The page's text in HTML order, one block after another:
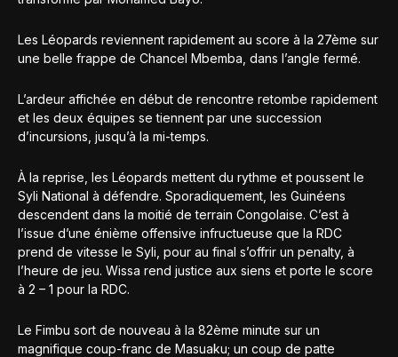
Les Léopards reviennent rapidement au score à la 27ème sur
une belle frappe de Chancel Mbemba, dans l’angle fermé.
L’ardeur affichée en début de rencontre retombe rapidement
et les deux équipes se tiennent par une succession
d’incursions, jusqu’à la mi-temps.
À la reprise, les Léopards mettent du rythme et poussent le
Syli National à défendre. Sporadiquement, les Guinéens
descendent dans la moitié de terrain Congolaise. C’est à
l’issue d’une énième offensive infructueuse que la RDC
prend de vitesse le Syli, pour au final s’offrir un penalty, à
l’heure de jeu. Wissa rend justice aux siens et porte le score
à 2 – 1 pour la RDC.
Le Fimbu sort de nouveau à la 82ème minute sur un
magnifique coup-franc de Masuaku; un coup de patte